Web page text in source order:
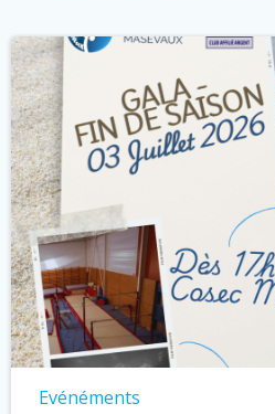
Evénéments